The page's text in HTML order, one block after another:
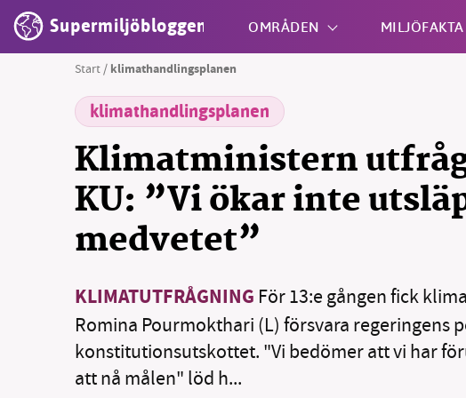
Supermiljöbloggen OMRÅDEN MILJÖFAKTA
Shift + S
Start / klimathandlingsplanen
klimathandlingsplanen
Klimatministern
KU: ”Vi ökar inte
medvetet”
KLIMATUTFRÅGNING För 13:e gången fick
Romina Pourmokthari (L) försvara regeringens
konstitutionsutskottet. "Vi bedömer att vi har
att nå målen" löd h...